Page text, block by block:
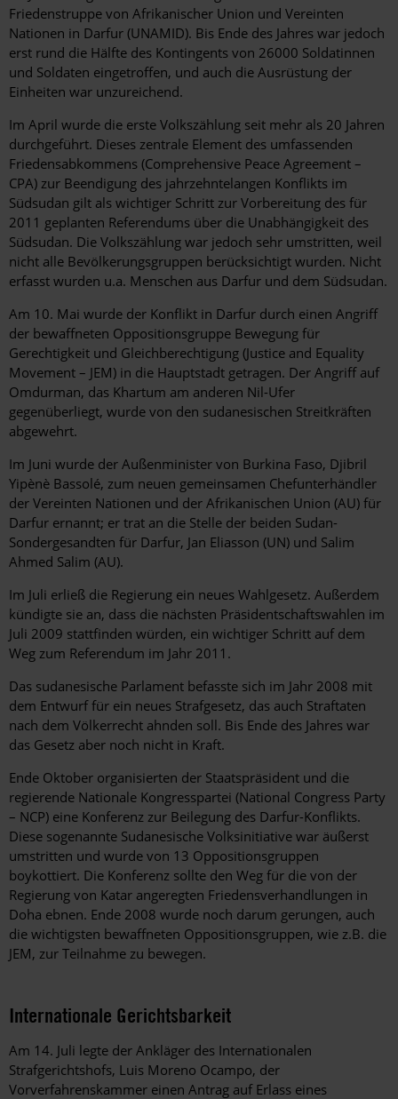
Friedenstruppe von Afrikanischer Union und Vereinten
Nationen in Darfur (UNAMID). Bis Ende des Jahres war jedoch
erst rund die Hälfte des Kontingents von 26000 Soldatinnen
und Soldaten eingetroffen, und auch die Ausrüstung der
Einheiten war unzureichend.
Im April wurde die erste Volkszählung seit mehr als 20 Jahren
durchgeführt. Dieses zentrale Element des umfassenden
Friedensabkommens (Comprehensive Peace Agreement –
CPA) zur Beendigung des jahrzehntelangen Konflikts im
Südsudan gilt als wichtiger Schritt zur Vorbereitung des für
2011 geplanten Referendums über die Unabhängigkeit des
Südsudan. Die Volkszählung war jedoch sehr umstritten, weil
nicht alle Bevölkerungsgruppen berücksichtigt wurden. Nicht
erfasst wurden u.a. Menschen aus Darfur und dem Südsudan.
Am 10. Mai wurde der Konflikt in Darfur durch einen Angriff
der bewaffneten Oppositionsgruppe Bewegung für
Gerechtigkeit und Gleichberechtigung (Justice and Equality
Movement – JEM) in die Hauptstadt getragen. Der Angriff auf
Omdurman, das Khartum am anderen Nil-Ufer
gegenüberliegt, wurde von den sudanesischen Streitkräften
abgewehrt.
Im Juni wurde der Außenminister von Burkina Faso, Djibril
Yipènè Bassolé, zum neuen gemeinsamen Chefunterhändler
der Vereinten Nationen und der Afrikanischen Union (AU) für
Darfur ernannt; er trat an die Stelle der beiden Sudan-
Sondergesandten für Darfur, Jan Eliasson (UN) und Salim
Ahmed Salim (AU).
Im Juli erließ die Regierung ein neues Wahlgesetz. Außerdem
kündigte sie an, dass die nächsten Präsidentschaftswahlen im
Juli 2009 stattfinden würden, ein wichtiger Schritt auf dem
Weg zum Referendum im Jahr 2011.
Das sudanesische Parlament befasste sich im Jahr 2008 mit
dem Entwurf für ein neues Strafgesetz, das auch Straftaten
nach dem Völkerrecht ahnden soll. Bis Ende des Jahres war
das Gesetz aber noch nicht in Kraft.
Ende Oktober organisierten der Staatspräsident und die
regierende Nationale Kongresspartei (National Congress Party
– NCP) eine Konferenz zur Beilegung des Darfur-Konflikts.
Diese sogenannte Sudanesische Volksinitiative war äußerst
umstritten und wurde von 13 Oppositionsgruppen
boykottiert. Die Konferenz sollte den Weg für die von der
Regierung von Katar angeregten Friedensverhandlungen in
Doha ebnen. Ende 2008 wurde noch darum gerungen, auch
die wichtigsten bewaffneten Oppositionsgruppen, wie z.B. die
JEM, zur Teilnahme zu bewegen.
Internationale Gerichtsbarkeit
Am 14. Juli legte der Ankläger des Internationalen
Strafgerichtshofs, Luis Moreno Ocampo, der
Vorverfahrenskammer einen Antrag auf Erlass eines